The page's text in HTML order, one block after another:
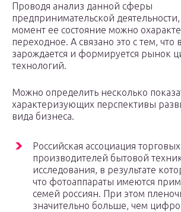
Проводя анализ данной сферы
предпринимательской
момент ее состояние можно
переходное. А связано это с тем, что
зарождается и формируется рынок
технологий.
Можно определить несколько
характеризующих перспективы
вида бизнеса.
Российская ассоциация
производителей бытовой
исследования, в результате
что фотоаппараты имеются
семей россиян. При этом
значительно больше, чем